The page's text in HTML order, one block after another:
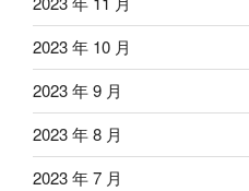
2023 年 10 月
2023 年 9 月
2023 年 8 月
2023 年 7 月